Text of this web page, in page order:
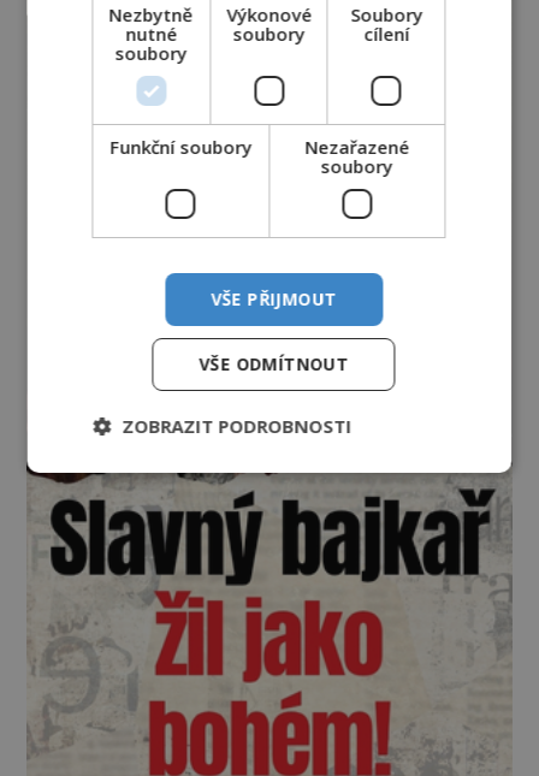
Nezbytně
nutné
soubory
Výkonové
soubory
Soubory
cílení
Funkční soubory
Nezařazené
soubory
VŠE PŘIJMOUT
VŠE ODMÍTNOUT
ZOBRAZIT PODROBNOSTI